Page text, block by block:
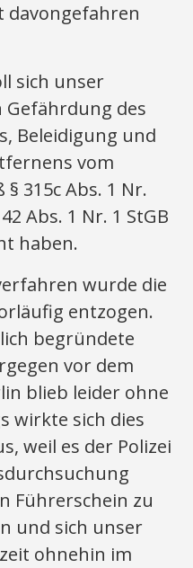
davongefahren
sich unser
Gefährdung des
Beleidigung und
vom
315c Abs. 1 Nr.
Abs. 1 Nr. 1 StGB
haben.
wurde die
entzogen.
begründete
vor dem
blieb leider ohne
wirkte sich dies
weil es der Polizei
Führerschein zu
und sich unser
ohnehin im